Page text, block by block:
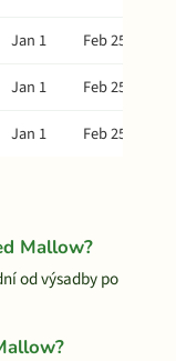
Jan 1
Feb 25
Jan 1
Feb 25
Jan 1 Feb 25
Mallow?
od výsadby po